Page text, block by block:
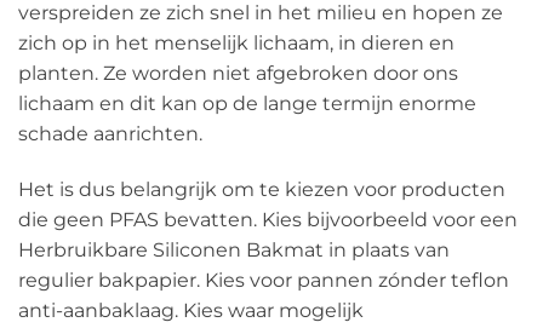
verspreiden ze zich snel in het milieu en hopen ze
zich op in het menselijk lichaam, in dieren en
planten. Ze worden niet afgebroken door ons
lichaam en dit kan op de lange termijn enorme
schade aanrichten.
Het is dus belangrijk om te kiezen voor producten
die geen PFAS bevatten. Kies bijvoorbeeld voor een
Herbruikbare Siliconen Bakmat in plaats van
regulier bakpapier. Kies voor pannen zónder teflon
anti-aanbaklaag. Kies waar mogelijk